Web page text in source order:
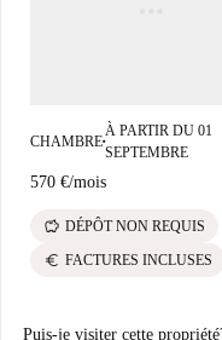
CHAMBRE■
À PARTIR DU 01
SEPTEMBRE
570 €/mois
savings DÉPÔT NON REQUIS
euro FACTURES INCLUSES
Puis-je visiter cette